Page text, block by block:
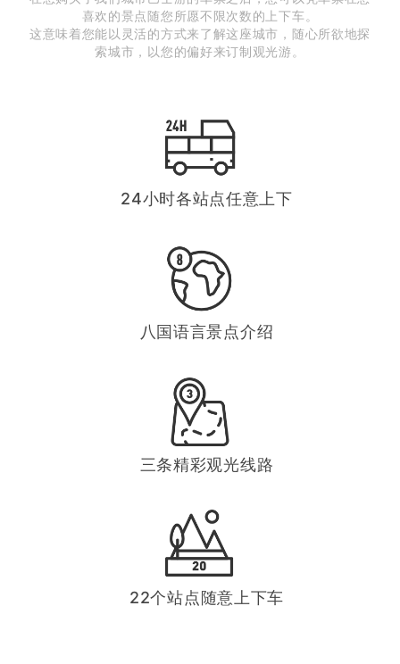
喜欢的景点随您所愿不限次数的上下车。
这意味着您能以灵活的方式来了解这座城市，随心所欲地探
索城市，以您的偏好来订制观光游。
24小时各站点任意上下
八国语言景点介绍
三条精彩观光线路
22个站点随意上下车